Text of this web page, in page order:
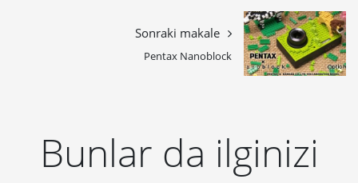
Sonraki makale
Pentax Nanoblock
Bunlar da ilginizi